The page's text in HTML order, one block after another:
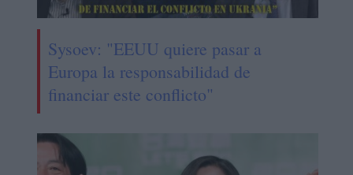
Sysoev: "EEUU quiere pasar a
Europa la responsabilidad de
financiar este conflicto"